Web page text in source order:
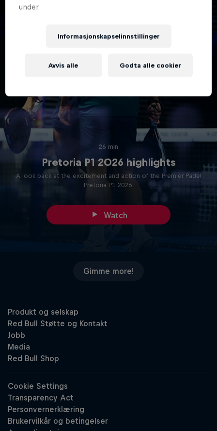
26 min
Pretoria P1 2026 highlights
A look back at the excitement and action of the Premier Padel
Pretoria P1 2026.
Watch
Gimme more!
under.
Informasjonskapselinnstillinger
Avvis alle Godta alle cookier